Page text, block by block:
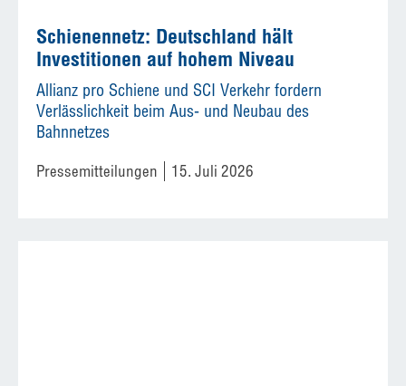
Schienennetz: Deutschland hält
Investitionen auf hohem Niveau
Allianz pro Schiene und SCI Verkehr fordern
Verlässlichkeit beim Aus- und Neubau des
Bahnnetzes
Pressemitteilungen 15. Juli 2026